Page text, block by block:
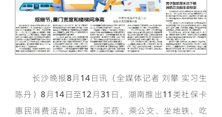
长沙晚报8月14日讯（全媒体记者 刘攀 实习生
陈丹）8月14日至12月31日，湖南推出11类社保卡
惠民消费活动。加油、买药、乘公交、坐地铁、吃